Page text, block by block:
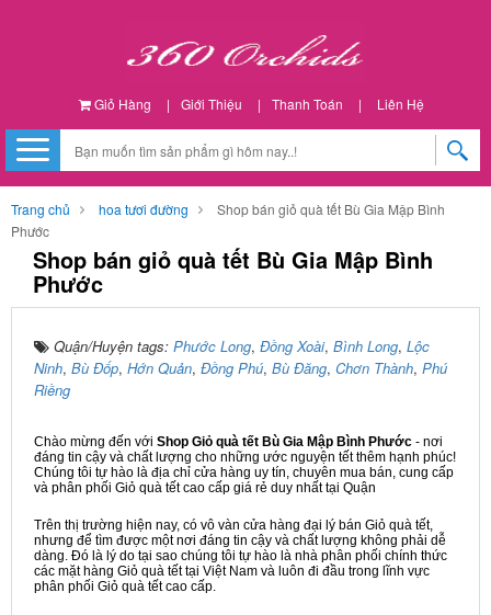
Giỏ Hàng | Giới Thiệu | Thanh Toán | Liên Hệ
Trang chủ hoa tươi đường
Shop bán giỏ quà tết Bù Gia Mập Bình
Phước
Shop bán giỏ quà tết Bù Gia Mập Bình
Phước
Quận/Huyện tags: Phước Long, Đồng Xoài, Bình Long, Lộc
Ninh, Bù Đốp, Hớn Quản, Đồng Phú, Bù Đăng, Chơn Thành, Phú
Riềng
Chào mừng đến với Shop Giỏ quà tết Bù Gia Mập Bình Phước - nơi
đáng tin cậy và chất lượng cho những ước nguyện tết thêm hạnh phúc!
Chúng tôi tự hào là địa chỉ cửa hàng uy tín, chuyên mua bán, cung cấp
và phân phối Giỏ quà tết cao cấp giá rẻ duy nhất tại Quận
Trên thị trường hiện nay, có vô vàn cửa hàng đại lý bán Giỏ quà tết,
nhưng để tìm được một nơi đáng tin cậy và chất lượng không phải dễ
dàng. Đó là lý do tại sao chúng tôi tự hào là nhà phân phối chính thức
các mặt hàng Giỏ quà tết tại Việt Nam và luôn đi đầu trong lĩnh vực
phân phối Giỏ quà tết cao cấp.